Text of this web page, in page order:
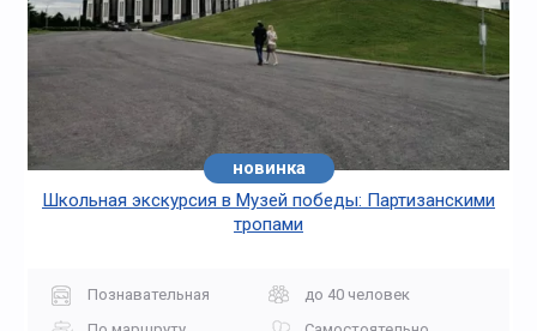
новинка
Школьная экскурсия в Музей победы: Партизанскими
тропами
Познавательная
до 40 человек